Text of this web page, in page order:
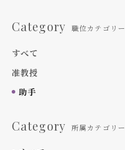
Category 職位カテゴリー
すべて
准教授
助手
Category 所属カテゴリー